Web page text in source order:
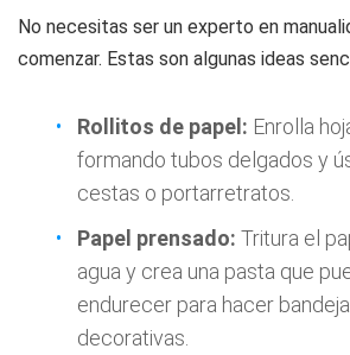
No necesitas ser un experto en
comenzar. Estas son algunas ideas
Rollitos de papel: Enrolla
formando tubos delgados y
cestas o portarretratos.
Papel prensado: Tritura el
agua y crea una pasta que
endurecer para hacer
decorativas.